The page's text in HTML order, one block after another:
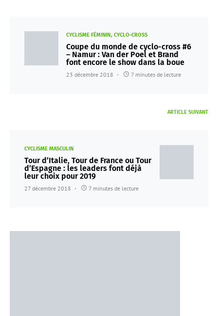
CYCLISME FÉMININ CYCLO-CROSS
Coupe du monde de cyclo-cross #6
– Namur : Van der Poel et Brand
font encore le show dans la boue
23 décembre 2018 7 minutes de lecture
ARTICLE SUIVANT
CYCLISME MASCULIN
Tour d’Italie, Tour de France ou Tour
d’Espagne : les leaders font déjà
leur choix pour 2019
27 décembre 2018 7 minutes de lecture